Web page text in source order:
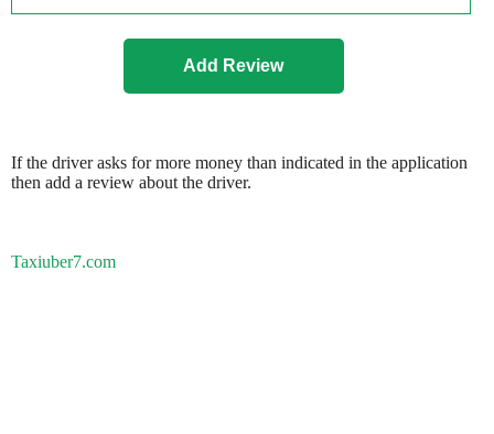
If the driver asks for more money than indicated in the application
then add a review about the driver.
Taxiuber7.com